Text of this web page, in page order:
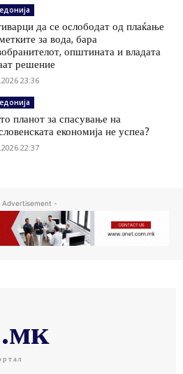
да се ослободат од плаќање
за вода, бара
општината и владата
решение
23:36
планот за спасување на
економија не успеа?
22:37
Advertisement -